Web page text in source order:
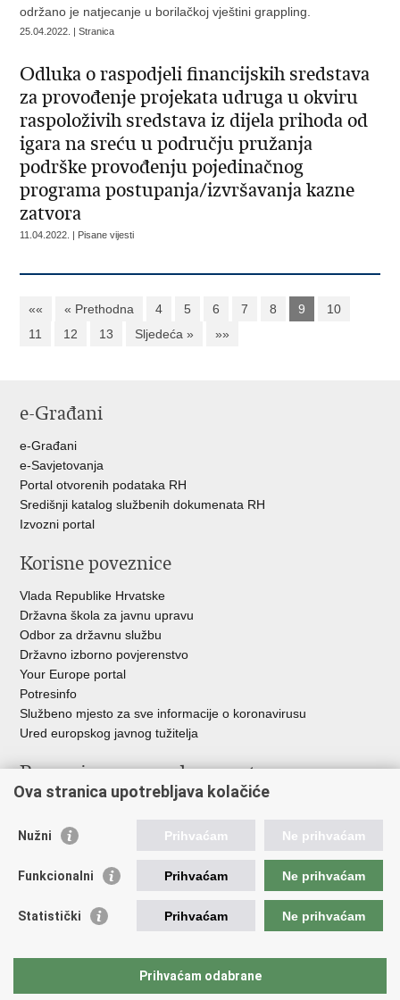
održano je natjecanje u borilačkoj vještini grappling.
25.04.2022. | Stranica
Odluka o raspodjeli financijskih sredstava
za provođenje projekata udruga u okviru
raspoloživih sredstava iz dijela prihoda od
igara na sreću u području pružanja
podrške provođenju pojedinačnog
programa postupanja/izvršavanja kazne
zatvora
11.04.2022. | Pisane vijesti
«« « Prethodna 4 5 6 7 8 9
10
11
12 13 Sljedeća » »»
e-Građani
e-Građani
e-Savjetovanja
Portal otvorenih podataka RH
Središnji katalog službenih dokumenata RH
Izvozni portal
Korisne poveznice
Vlada Republike Hrvatske
Državna škola za javnu upravu
Odbor za državnu službu
Državno izborno povjerenstvo
Your Europe portal
Potresinfo
Službeno mjesto za sve informacije o koronavirusu
Ured europskog javnog tužitelja
Poveznice pravosudnog sustava
Državno odvjetništvo
Ured za suzbijanje korupcije i organiziranog kriminaliteta
Državnoodvjetničko vijeće
Hrvatska odvjetnička komora
Europski pravosudni portal
Ova stranica upotrebljava kolačiće
Nužni Prihvaćam Ne prihvaćam
Funkcionalni Prihvaćam Ne prihvaćam
Statistički Prihvaćam Ne prihvaćam
Prihvaćam odabrane